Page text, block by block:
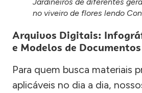
no viveiro de flores lendo
Arquivos Digitais:
e Modelos de Documentos
Para quem busca materiais
aplicáveis no dia a dia,